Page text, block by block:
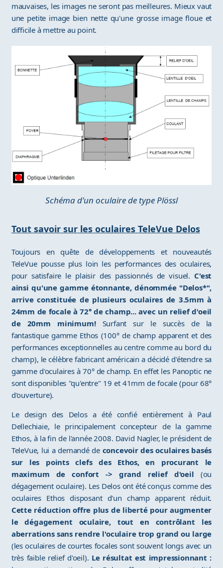
mauvaises, les images ne seront pas meilleures. Mieux vaut
une petite image bien nette qu'une grosse image floue et
difficile à mettre au point.
Schéma d'un oculaire de type Plössl
Tout savoir sur les oculaires TeleVue Delos
Toujours en quête de développements et nouveautés
TeleVue pousse plus loin les performances des oculaires,
pour satisfaire le plaisir des passionnés de visuel. C'est
ainsi qu'une gamme étonnante, dénommée "Delos*",
arrive constituée de plusieurs oculaires de 3.5mm à
24mm de focale à 72° de champ... avec un relief d'oeil
de 20mm minimum!Surfant sur le succès de la
fantastique gamme Ethos (100° de champ apparent et des
performances exceptionnelles au centre comme au bord du
champ), le célèbre fabricant américain a décidé d'étendre sa
gamme d'oculaires à 70° de champ. En effet les Panoptic ne
sont disponibles "qu'entre" 19 et 41mm de focale (pour 68°
d'ouverture).
Le design des Delos a été confié entièrement à Paul
Dellechiaie, le principalement concepteur de la gamme
Ethos, à la fin de l'année 2008. David Nagler, le président de
TeleVue, lui a demandé de concevoir des oculaires basés
sur les points clefs des Ethos, en procurant le
maximum de confort -> grand relief d'oeil (ou
dégagement oculaire). Les Delos ont été conçus comme des
oculaires Ethos disposant d'un champ apparent réduit.
Cette réduction offre plus de liberté pour augmenter
le dégagement oculaire, tout en contrôlant les
aberrations sans rendre l'oculaire trop grand ou large
(les oculaires de courtes focales sont souvent longs avec un
très faible relief d'oeil). Le résultat est impressionnant :